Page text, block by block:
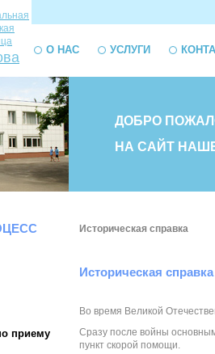
О НАС УСЛУГИ
ДОБРО
НА САЙТ
приему
Историческая справка
Историческая справка
Во время Великой
Сразу после войны
пункт скорой помощи.